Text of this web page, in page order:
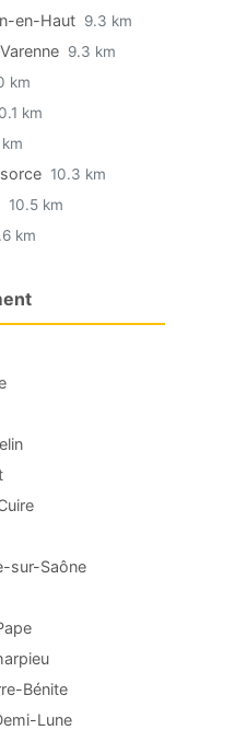
en-Haut 9.3 km
9.3 km
km
km
km
10.3 km
10.5 km
km
sur-Saône
Bénite
Lune